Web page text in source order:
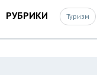
РУБРИКИ Туризм